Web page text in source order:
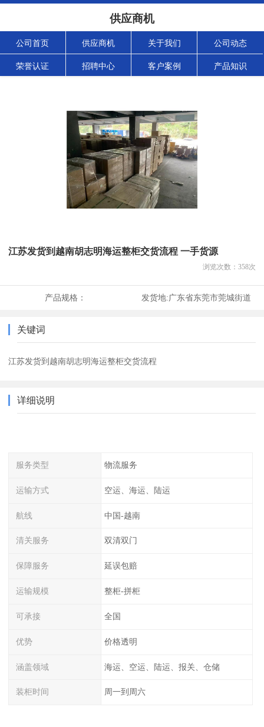
供应商机
公司首页 供应商机 关于我们 公司动态
荣誉认证 招聘中心 客户案例 产品知识
江苏发货到越南胡志明海运整柜交货流程 一手货源
浏览次数： 358次
产品规格： 发货地:广东省东莞市莞城街道
关键词
江苏发货到越南胡志明海运整柜交货流程
详细说明
服务类型 物流服务
运输方式 空运、海运、陆运
航线 中国-越南
清关服务 双清双门
保障服务 延误包赔
运输规模 整柜-拼柜
可承接 全国
优势 价格透明
涵盖领域 海运、空运、陆运、报关、仓储
装柜时间 周一到周六